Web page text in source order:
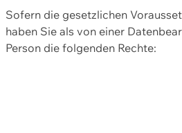
Sofern die gesetzlichen
haben Sie als von einer
Person die folgenden Rechte: